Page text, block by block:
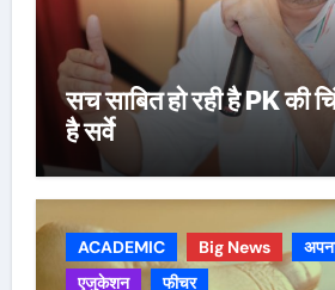
सच साबित हो रही है PK की
है सर्वे
ACADEMIC Big News
एजुकेशन
फीचर